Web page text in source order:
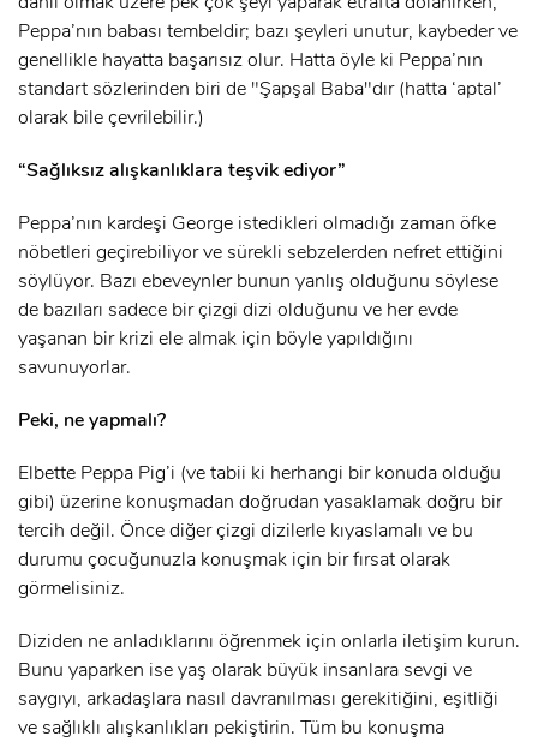
Peppa’nın babası tembeldir; bazı şeyleri unutur, kaybeder ve
genellikle hayatta başarısız olur. Hatta öyle ki Peppa’nın
standart sözlerinden biri de "Şapşal Baba"dır (hatta ‘aptal’
olarak bile çevrilebilir.)
“Sağlıksız alışkanlıklara teşvik ediyor”
Peppa’nın kardeşi George istedikleri olmadığı zaman öfke
nöbetleri geçirebiliyor ve sürekli sebzelerden nefret ettiğini
söylüyor. Bazı ebeveynler bunun yanlış olduğunu söylese
de bazıları sadece bir çizgi dizi olduğunu ve her evde
yaşanan bir krizi ele almak için böyle yapıldığını
savunuyorlar.
Peki, ne yapmalı?
Elbette Peppa Pig’i (ve tabii ki herhangi bir konuda olduğu
gibi) üzerine konuşmadan doğrudan yasaklamak doğru bir
tercih değil. Önce diğer çizgi dizilerle kıyaslamalı ve bu
durumu çocuğunuzla konuşmak için bir fırsat olarak
görmelisiniz.
Diziden ne anladıklarını öğrenmek için onlarla iletişim kurun.
Bunu yaparken ise yaş olarak büyük insanlara sevgi ve
saygıyı, arkadaşlara nasıl davranılması gerekitiğini, eşitliği
ve sağlıklı alışkanlıkları pekiştirin. Tüm bu konuşma